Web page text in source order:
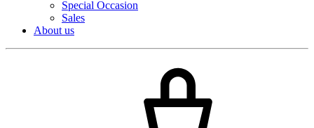
Special Occasion
Sales
About us